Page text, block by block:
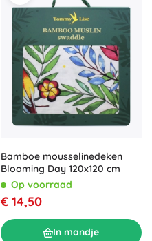
Bamboe mousselinedeken
Blooming Day 120x120 cm
Op voorraad
€ 14,50
In mandje